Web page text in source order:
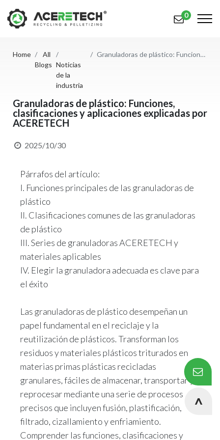
Productos
Aplicaciones
Soluciones
Apoyo
Sobre nosotros
简体中文 English (US)
русский язык
0
Home
All
Blogs Noticias
de la
industria
Granuladoras de plástico: Funciones, clasificaciones y aplicaciones explicadas por ACERETECH
Granuladoras de plástico: Funciones,
clasificaciones y aplicaciones explicadas por
ACERETECH
2025/10/30
Párrafos del artículo:
I. Funciones principales de las granuladoras de
plástico
II. Clasificaciones comunes de las granuladoras
de plástico
III. Series de granuladoras ACERETECH y
materiales aplicables
IV. Elegir la granuladora adecuada es clave para
el éxito
Las granuladoras de plástico desempeñan un
papel fundamental en el reciclaje y la
reutilización de plásticos. Transforman los
residuos y materiales plásticos triturados en
materias primas plásticas recicladas
granulares, fáciles de almacenar, transportar y
reprocesar mediante una serie de procesos
precisos que incluyen fusión, plastificación,
filtrado, cizallamiento y enfriamiento.
Comprender las funciones, clasificaciones y